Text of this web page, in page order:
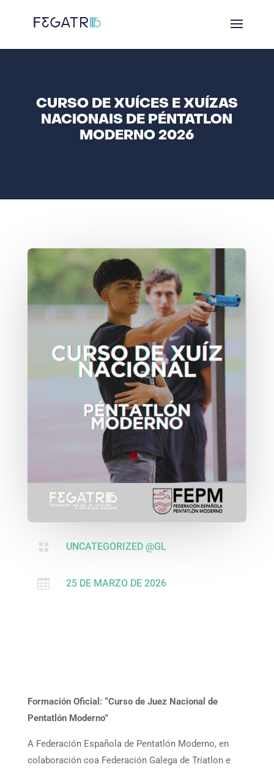
CURSO DE XUÍCES E XUÍZAS
NACIONAIS DE PÉNTATLON
MODERNO 2026
 UNCATEGORIZED @GL
 25 DE MARZO DE 2026
Formación Oficial: “Curso de Juez Nacional de
Pentatlón Moderno”
A Federación Española de Pentatlón Moderno, en
colaboración coa Federación Galega de Tríatlon e